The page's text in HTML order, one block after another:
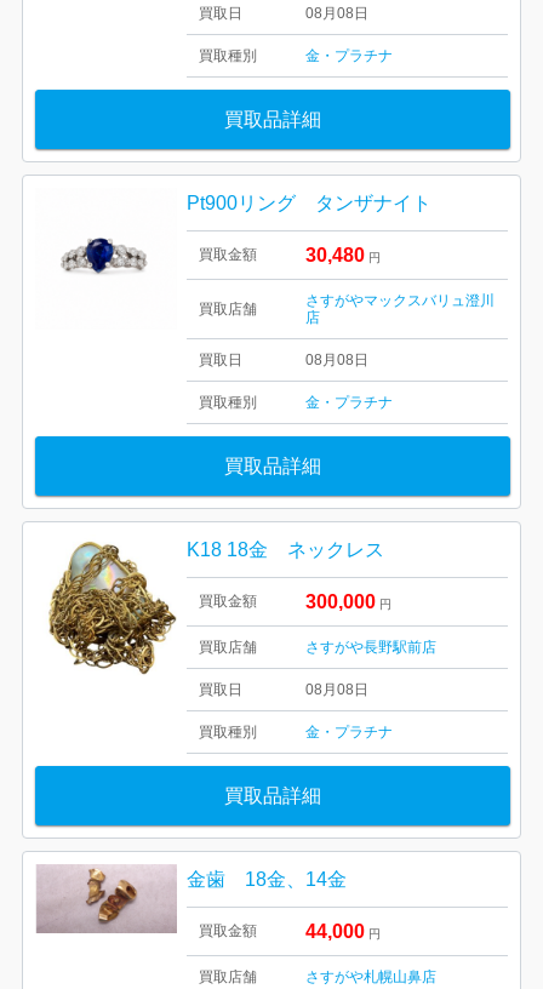
買取日 08月08日
買取種別 金・プラチナ
買取品詳細
Pt900リング タンザナイト
買取金額 30,480 円
買取店舗
さすがやマックスバリュ澄川
店
買取日 08月08日
買取種別 金・プラチナ
買取品詳細
K18 18金 ネックレス
買取金額 300,000 円
買取店舗 さすがや長野駅前店
買取日 08月08日
買取種別 金・プラチナ
買取品詳細
金歯 18金、14金
買取金額 44,000 円
買取店舗 さすがや札幌山鼻店